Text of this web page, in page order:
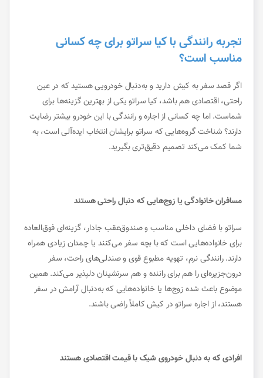
تجربه رانندگی با کیا سراتو برای چه کسانی
مناسب است؟
اگر قصد سفر به کیش دارید و به‌دنبال خودرویی هستید که در عین
راحتی، اقتصادی هم باشد، کیا سراتو یکی از بهترین گزینه‌ها برای
شماست. اما چه کسانی از اجاره و رانندگی با این خودرو بیشتر رضایت
دارند؟ شناخت گروه‌هایی که سراتو برایشان انتخاب ایده‌آلی است، به
شما کمک می‌کند تصمیم دقیق‌تری بگیرید.
مسافران خانوادگی یا زوج‌هایی که دنبال راحتی هستند
سراتو با فضای داخلی مناسب و صندوق‌عقب جادار، گزینه‌ای فوق‌العاده
برای خانواده‌هایی است که با بچه سفر می‌کنند یا چمدان زیادی همراه
دارند. رانندگی نرم، تهویه مطبوع قوی و صندلی‌های راحت، سفر
درون‌جزیره‌ای را هم برای راننده و هم سرنشینان دلپذیر می‌کند. همین
موضوع باعث شده زوج‌ها یا خانواده‌هایی که به‌دنبال آرامش در سفر
هستند، از اجاره سراتو در کیش کاملاً راضی باشند.
افرادی که به دنبال خودروی شیک با قیمت اقتصادی هستند